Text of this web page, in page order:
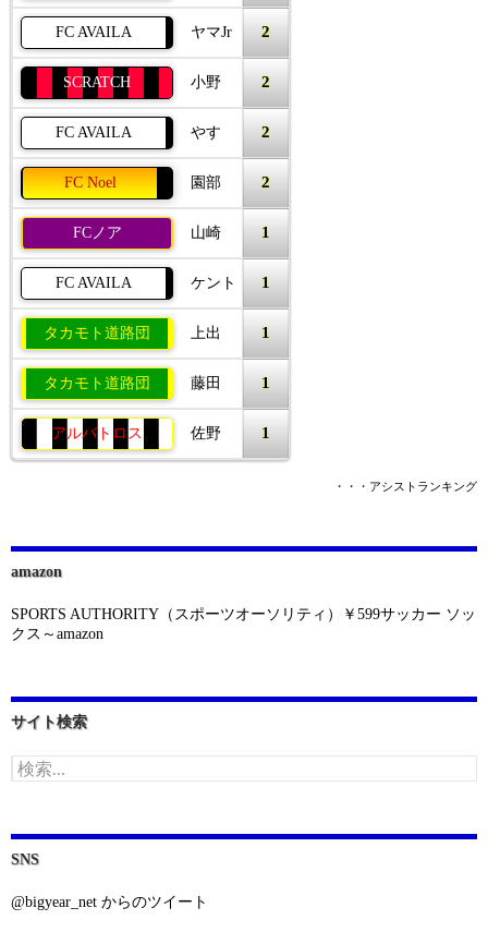
FC AVAILA ヤマJr 2
SCRATCH 小野 2
FC AVAILA やす 2
FC Noel 園部 2
FCノア 山崎 1
FC AVAILA ケント 1
タカモト道路団 上出 1
タカモト道路団 藤田 1
アルバトロス 佐野 1
・・・アシストランキング
amazon
SPORTS AUTHORITY（スポーツオーソリティ）￥599サッカー ソッ
クス～amazon
サイト検索
検
索:
SNS
@bigyear_net からのツイート